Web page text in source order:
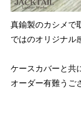
真鍮製のカシメで
ではのオリジナル
ケースカバーと共
オーダー有難うご